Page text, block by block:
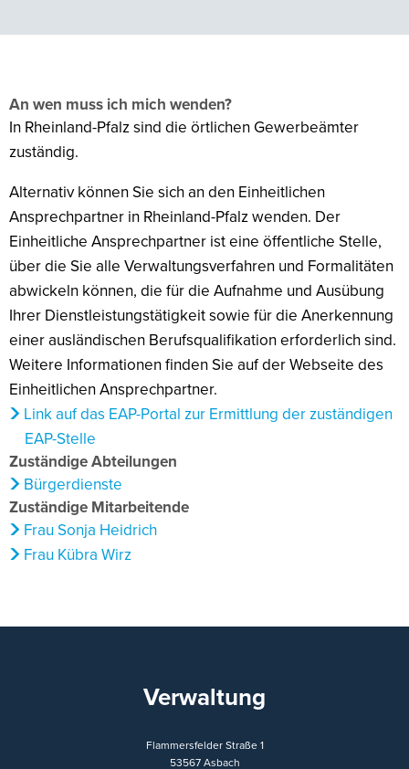
An wen muss ich mich wenden?
In Rheinland-Pfalz sind die örtlichen Gewerbeämter
zuständig.
Alternativ können Sie sich an den Einheitlichen
Ansprechpartner in Rheinland-Pfalz wenden. Der
Einheitliche Ansprechpartner ist eine öffentliche Stelle,
über die Sie alle Verwaltungsverfahren und Formalitäten
abwickeln können, die für die Aufnahme und Ausübung
Ihrer Dienstleistungstätigkeit sowie für die Anerkennung
einer ausländischen Berufsqualifikation erforderlich sind.
Weitere Informationen finden Sie auf der Webseite des
Einheitlichen Ansprechpartner.
Link auf das EAP-Portal zur Ermittlung der zuständigen
EAP-Stelle
Zuständige Abteilungen
Bürgerdienste
Zuständige Mitarbeitende
Frau Sonja Heidrich
Frau Kübra Wirz
Verwaltung
Flammersfelder Straße 1
53567 Asbach